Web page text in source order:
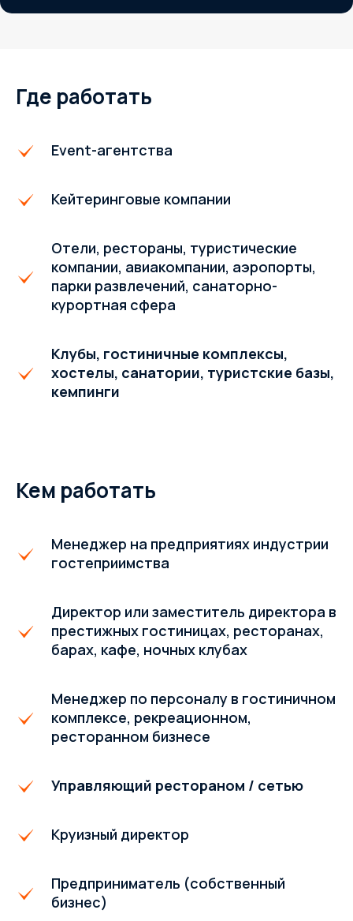
Где работать
Event-агентства
Кейтеринговые компании
Отели, рестораны, туристические
компании, авиакомпании, аэропорты,
парки развлечений, санаторно-
курортная сфера
Клубы, гостиничные комплексы,
хостелы, санатории, туристские базы,
кемпинги
Кем работать
Менеджер на предприятиях индустрии
гостеприимства
Директор или заместитель директора в
престижных гостиницах, ресторанах,
барах, кафе, ночных клубах
Менеджер по персоналу в гостиничном
комплексе, рекреационном,
ресторанном бизнесе
Управляющий рестораном / сетью
Круизный директор
Предприниматель (собственный
бизнес)